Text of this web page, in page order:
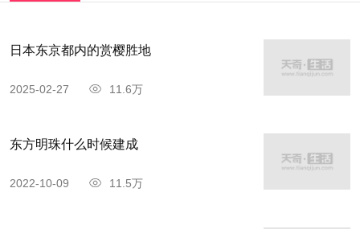
臣的逼婚，逃出洛阳，乘车直奔新安北山通往山西
的古道，打算去绛州避难。护送她出逃的有一位宫
狂奔，走进了青河川，刚到红崖寺前，听到后面追
杀声越来越近，情急之下，马车夫想出一条让皇姑
脱身的计策：他让小银匠扶皇姑下车，顺着荒凉的
日本东京都内的赏樱胜地
2025-02-27 11.6万
东方明珠什么时候建成
2022-10-09 11.5万